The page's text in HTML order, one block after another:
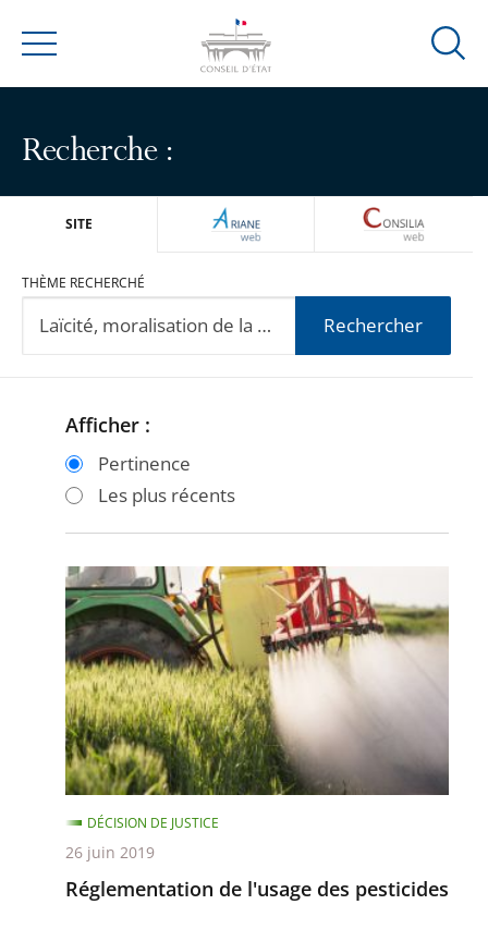
Menu
Ouvrir
Recherche :
SITE ARIANEWEB
THÈME RECHERCHÉ
Rechercher
Passer
filtres
après
Passer
filtres
avant
Afficher :
Pertinence
Les plus récents
Réglementation
de
l'usage
des
pesticides
Réglementation de l'usage des pesticides
DÉCISION DE JUSTICE
26 juin 2019